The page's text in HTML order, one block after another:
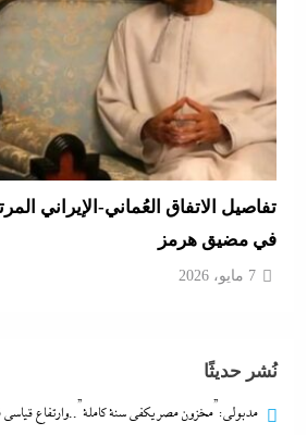
تفاصيل الاتفاق العُماني-الإيراني
في مضيق هرمز
نُشر حديثًا
مدبولي:”مخزون مصر يكفي سنة كاملة”..وارتفاع قياسي